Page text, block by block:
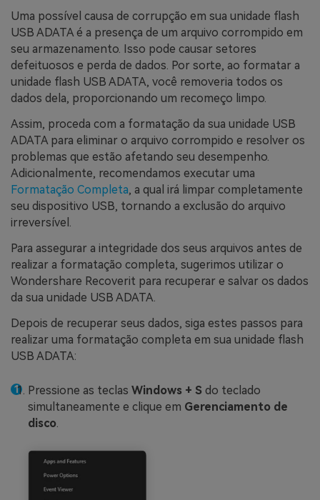
Uma possível causa de corrupção em sua unidade flash
USB ADATA é a presença de um arquivo corrompido em
seu armazenamento. Isso pode causar setores
defeituosos e perda de dados. Por sorte, ao formatar a
unidade flash USB ADATA, você removeria todos os
dados dela, proporcionando um recomeço limpo.
Assim, proceda com a formatação da sua unidade USB
ADATA para eliminar o arquivo corrompido e resolver os
problemas que estão afetando seu desempenho.
Adicionalmente, recomendamos executar uma
Formatação Completa, a qual irá limpar completamente
seu dispositivo USB, tornando a exclusão do arquivo
irreversível.
Para assegurar a integridade dos seus arquivos antes de
realizar a formatação completa, sugerimos utilizar o
Wondershare Recoverit para recuperar e salvar os dados
da sua unidade USB ADATA.
Depois de recuperar seus dados, siga estes passos para
realizar uma formatação completa em sua unidade flash
USB ADATA:
Pressione as teclas Windows + S do teclado
simultaneamente e clique em Gerenciamento de
disco.